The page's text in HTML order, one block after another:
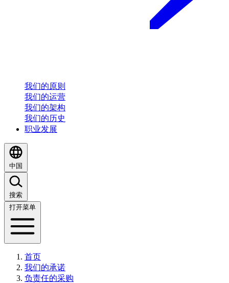
我们的原则
我们的运营
我们的架构
我们的历史
职业发展
中国
搜索
打开菜单
首页
我们的承诺
负责任的采购